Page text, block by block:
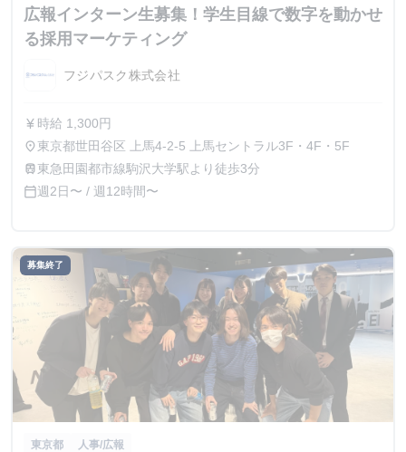
広報インターン生募集！学生目線で数字を動かせ
る採用マーケティング
フジパスク株式会社
currency_yen 時給 1,300円
place東京都世田谷区 上馬4-2-5 上馬セントラル3F・4F・5F
train東急田園都市線駒沢大学駅より徒歩3分
calendar_today週2日〜 / 週12時間〜
募集終了
東京都 人事/広報